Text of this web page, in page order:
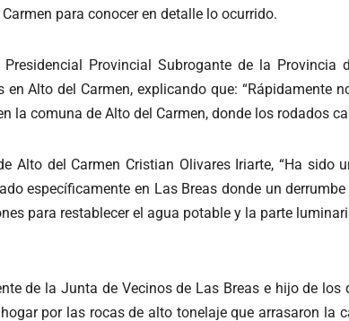
para conocer en detalle lo ocurrido.
Provincial Subrogante de la
Alto del Carmen, explicando que: “Rápidamente
la comuna de Alto del Carmen, donde los rodados
Alto del Carmen Cristian Olivares Iriarte, “Ha
específicamente en Las Breas donde un
para restablecer el agua potable y la parte
de la Junta de Vecinos de Las Breas e hijo de
por las rocas de alto tonelaje que arrasaron